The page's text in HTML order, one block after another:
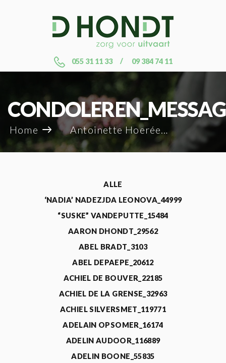
055 31 11 33 09 384 74 11
Home Antoinette Hoerée_45130
ALLE
‘NADIA’ NADEZJDA LEONOVA_44999
“SUSKE” VANDEPUTTE_15484
AARON DHONDT_29562
ABEL BRADT_3103
ABEL DEPAEPE_20612
ACHIEL DE BOUVER_22185
ACHIEL DE LA GRENSE_32963
ACHIEL SILVERSMET_119771
ADELAIN OPSOMER_16174
ADELIN AUDOOR_116889
ADELIN BOONE_55835